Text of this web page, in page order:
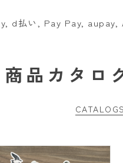
d払い, Pay Pay, aupay,
商品カタロ
CATALOGS